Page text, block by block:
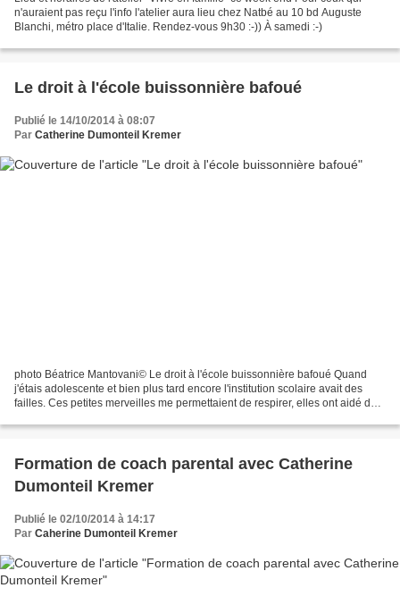
n'auraient pas reçu l'info l'atelier aura lieu chez Natbé au 10 bd Auguste
Blanchi, métro place d'Italie. Rendez-vous 9h30 :-)) À samedi :-)
Le droit à l'école buissonnière bafoué
Publié le 14/10/2014 à 08:07
Par Catherine Dumonteil Kremer
photo Béatrice Mantovani© Le droit à l'école buissonnière bafoué Quand
j'étais adolescente et bien plus tard encore l'institution scolaire avait des
failles. Ces petites merveilles me permettaient de respirer, elles ont aidé des
Formation de coach parental avec Catherine
Dumonteil Kremer
Publié le 02/10/2014 à 14:17
Par Caherine Dumonteil Kremer